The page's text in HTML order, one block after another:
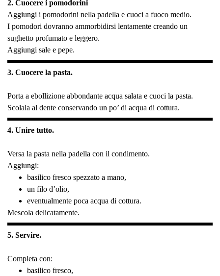
2. Cuocere i pomodorini
Aggiungi i pomodorini nella padella e cuoci a fuoco medio.
I pomodori dovranno ammorbidirsi lentamente creando un
sughetto profumato e leggero.
Aggiungi sale e pepe.
3. Cuocere la pasta.
Porta a ebollizione abbondante acqua salata e cuoci la pasta.
Scolala al dente conservando un po’ di acqua di cottura.
4. Unire tutto.
Versa la pasta nella padella con il condimento.
Aggiungi:
basilico fresco spezzato a mano,
un filo d’olio,
eventualmente poca acqua di cottura.
Mescola delicatamente.
5. Servire.
Completa con:
basilico fresco,